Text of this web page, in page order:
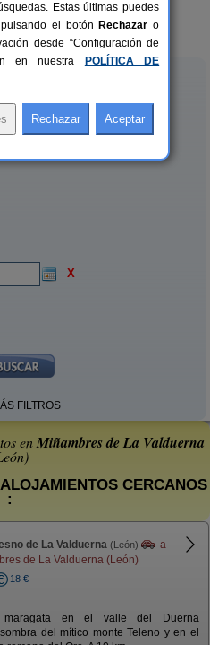
8+1 pers.
desde27 €
Frías
X
FILTROS
enMiñambres de La Valduerna
CERCANOS
:
de La Valduerna (León)
a
de La Valduerna (León)
18 €
en el valle del Duerna
del mítico monte Teleno y en el
Estas últimas puedes
el botón Rechazar o
desde “Configuración de
en nuestra
POLÍTICA DE